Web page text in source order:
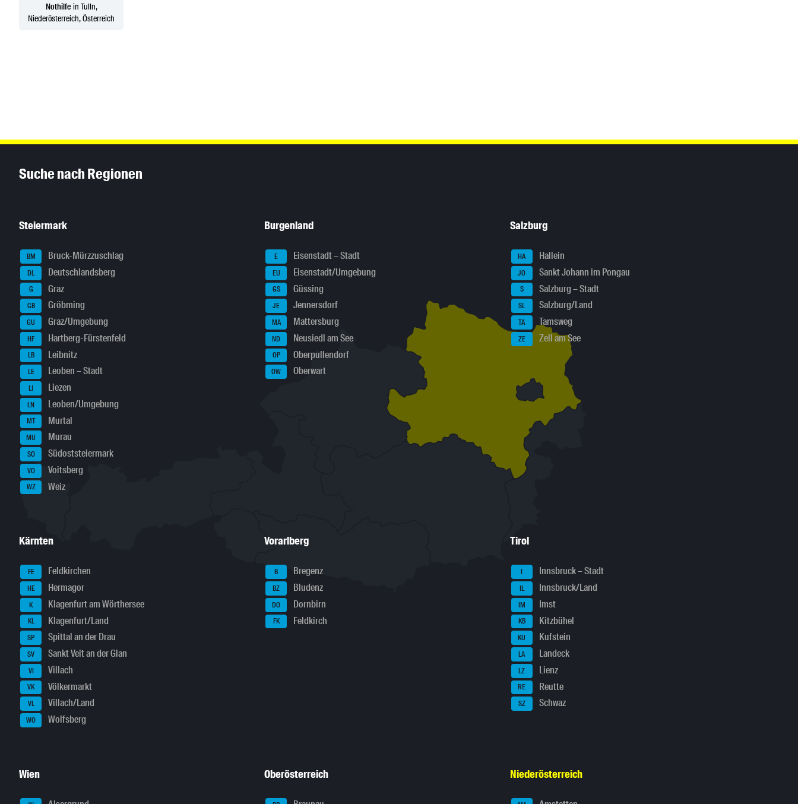
Nothilfe in Tulln,
Niederösterreich, Österreich
Suche nach Regionen
Steiermark
BM Bruck-Mürzzuschlag
DL Deutschlandsberg
G Graz
GB Gröbming
GU Graz/Umgebung
HF Hartberg-Fürstenfeld
LB Leibnitz
LE Leoben – Stadt
LI Liezen
LN Leoben/Umgebung
MT Murtal
MU Murau
SO Südoststeiermark
VO Voitsberg
WZ Weiz
Burgenland
E Eisenstadt – Stadt
EU Eisenstadt/Umgebung
GS Güssing
JE Jennersdorf
MA Mattersburg
ND Neusiedl am See
OP Oberpullendorf
OW Oberwart
Salzburg
HA Hallein
JO Sankt Johann im Pongau
S Salzburg – Stadt
SL Salzburg/Land
TA Tamsweg
ZE Zell am See
Kärnten
FE Feldkirchen
HE Hermagor
K Klagenfurt am Wörthersee
KL Klagenfurt/Land
SP Spittal an der Drau
SV Sankt Veit an der Glan
VI Villach
VK Völkermarkt
VL Villach/Land
WO Wolfsberg
Vorarlberg
B Bregenz
BZ Bludenz
DO Dornbirn
FK Feldkirch
Tirol
I Innsbruck – Stadt
IL Innsbruck/Land
IM Imst
KB Kitzbühel
KU Kufstein
LA Landeck
LZ Lienz
RE Reutte
SZ Schwaz
Wien Oberösterreich Niederösterreich